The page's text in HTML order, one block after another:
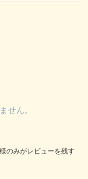
せん。
のみがレビューを残す